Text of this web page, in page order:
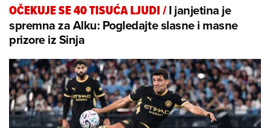
OČEKUJE SE 40 TISUĆA LJUDI/I janjetina je
spremna za Alku: Pogledajte slasne i masne
prizore iz Sinja